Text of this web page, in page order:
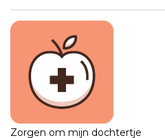
Zorgen om mijn dochtertje